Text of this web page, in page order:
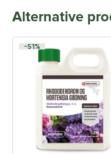
Alternative
-51%